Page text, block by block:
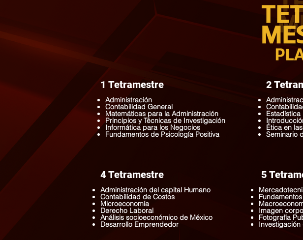
1 Tetramestre
Administración
Contabilidad General
Matemáticas para la Administración
Principios y Técnicas de Investigación
Informática para los Negocios
Fundamentos de Psicología Positiva
2
Ética en
Seminario
4 Tetramestre
Administración del capital Humano
Contabilidad de Costos
Microeconomía
Derecho Laboral
Análisis socioeconómico de México
Desarrollo Emprendedor
5
Imagen
Fotografía